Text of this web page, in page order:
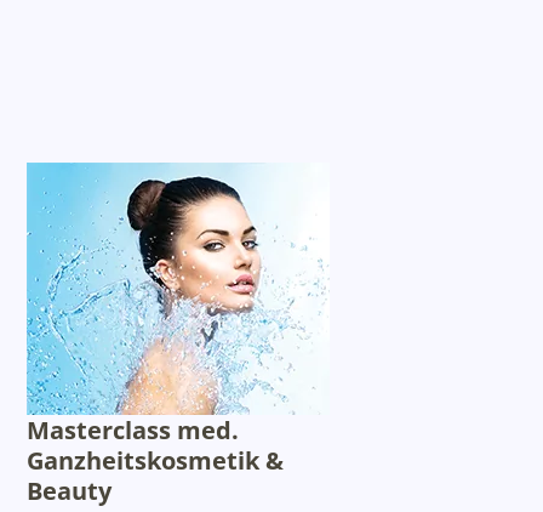
Masterclass med.
Ganzheitskosmetik &
Beauty